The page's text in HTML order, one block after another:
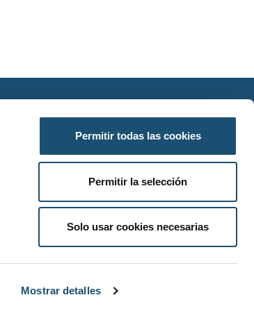
Mostrar detalles
Permitir todas las cookies
Permitir la selección
Solo usar cookies necesarias
ResponsiveVoice-NonCommercial
POLÍTICA DE COOKIES